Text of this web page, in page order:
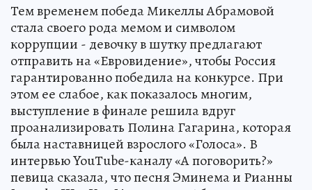
Тем временем победа Микеллы Абрамовой
стала своего рода мемом и символом
коррупции - девочку в шутку предлагают
отправить на «Евровидение», чтобы Россия
гарантированно победила на конкурсе. При
этом ее слабое, как показалось многим,
выступление в финале решила вдруг
проанализировать Полина Гагарина, которая
была наставницей взрослого «Голоса». В
интервью YouТube-каналу «А поговорить?»
певица сказала, что песня Эминема и Рианны